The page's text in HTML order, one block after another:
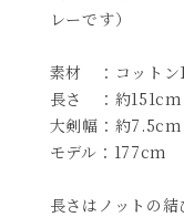
レーです）
素材 ：コットン
長さ ：約151cm
大剣幅：約7.5cm
モデル：177cm
長さはノットの結